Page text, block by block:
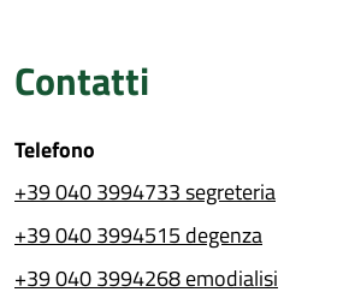
Contatti
Telefono
+39 040 3994733 segreteria
+39 040 3994515 degenza
+39 040 3994268 emodialisi